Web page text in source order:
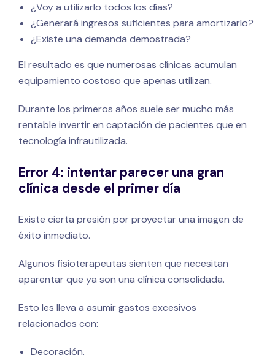
¿Voy a utilizarlo todos los días?
¿Generará ingresos suficientes para amortizarlo?
¿Existe una demanda demostrada?
El resultado es que numerosas clínicas acumulan
equipamiento costoso que apenas utilizan.
Durante los primeros años suele ser mucho más
rentable invertir en captación de pacientes que en
tecnología infrautilizada.
Error 4: intentar parecer una gran
clínica desde el primer día
Existe cierta presión por proyectar una imagen de
éxito inmediato.
Algunos fisioterapeutas sienten que necesitan
aparentar que ya son una clínica consolidada.
Esto les lleva a asumir gastos excesivos
relacionados con:
Decoración.